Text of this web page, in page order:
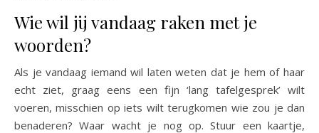
Wie wil jij vandaag raken met je
woorden?
Als je vandaag iemand wil laten weten dat je hem of haar
echt ziet, graag eens een fijn ‘lang tafelgesprek’ wilt
voeren, misschien op iets wilt terugkomen wie zou je dan
benaderen? Waar wacht je nog op. Stuur een kaartje,